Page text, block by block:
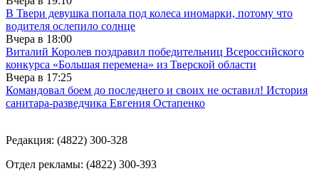
В Твери девушка попала под колеса иномарки, потому что
водителя ослепило солнце
Вчера в 18:00
Виталий Королев поздравил победительниц Всероссийского
конкурса «Большая перемена» из Тверской области
Вчера в 17:25
Командовал боем до последнего и своих не оставил! История
санитара-разведчика Евгения Остапенко
Редакция: (4822) 300-328
Отдел рекламы: (4822) 300-393